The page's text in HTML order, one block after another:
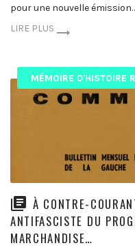
pour une nouvelle
LIRE PLUS
MÉMOIRE D'HISTOIRE
À CONTRE-
ANTIFASCISTE DU
MARCHANDISE…